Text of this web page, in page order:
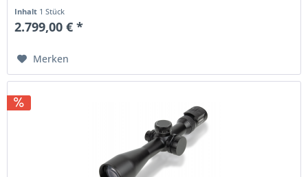
Inhalt 1 Stück
2.799,00 € *
Merken